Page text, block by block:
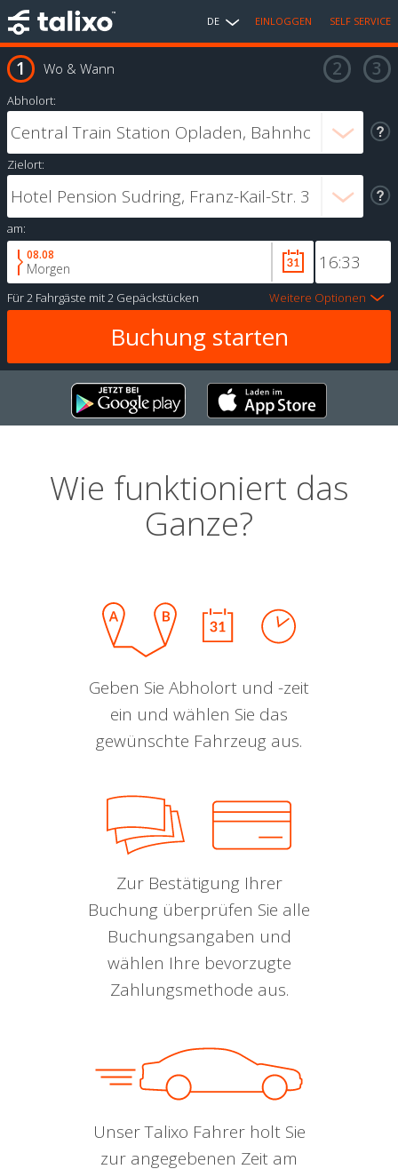
DE EINLOGGEN SELF SERVICE
Wo & Wann
Abholort:
Zielort:
am:
08.08
Morgen
Für2 Fahrgäste mit2 Gepäckstücken Weitere Optionen
Wie funktioniert das
Ganze?
Geben Sie Abholort und -zeit
ein und wählen Sie das
gewünschte Fahrzeug aus.
Zur Bestätigung Ihrer
Buchung überprüfen Sie alle
Buchungsangaben und
wählen Ihre bevorzugte
Zahlungsmethode aus.
Unser Talixo Fahrer holt Sie
zur angegebenen Zeit am